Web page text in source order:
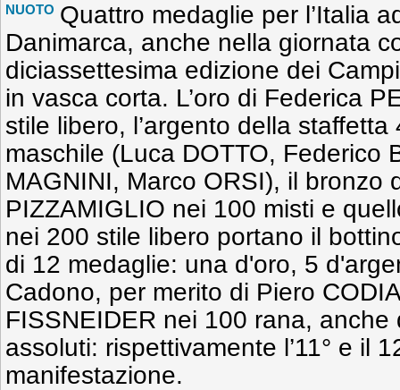
NUOTO Quattro medaglie per l’Italia
Danimarca, anche nella giornata
diciassettesima edizione dei
in vasca corta. L’oro di Federica
stile libero, l’argento della
maschile (Luca DOTTO, Federico
MAGNINI, Marco ORSI), il bronzo
PIZZAMIGLIO nei 100 misti e
nei 200 stile libero portano il
di 12 medaglie: una d'oro, 5
Cadono, per merito di Piero
FISSNEIDER nei 100 rana, anche
assoluti: rispettivamente l’11° e il
manifestazione.